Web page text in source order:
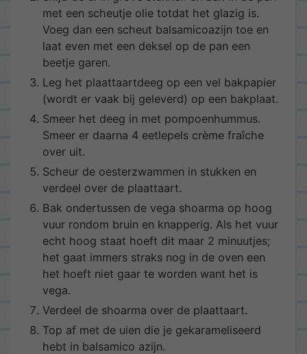
met een scheutje olie totdat het glazig is.
Voeg dan een scheut balsamicoazijn toe en
laat even met een deksel op de pan een
beetje garen.
Leg het plaattaartdeeg op een vel bakpapier
(wordt er vaak bij geleverd) op een bakplaat.
Smeer het deeg in met pompoenhummus.
Smeer er daarna 4 eetlepels crème fraîche
over uit.
Scheur de oesterzwammen in stukken en
verdeel over de plaattaart.
Bak ondertussen de vega shoarma op hoog
vuur rondom bruin en knapperig. Als het vuur
echt hoog staat hoeft dit maar 2 minuutjes;
het gaat immers straks nog in de oven een
het hoeft niet gaar te worden want het is
vega.
Verdeel de shoarma over de plaattaart.
Top af met de uien die je gekarameliseerd
hebt in balsamico azijn.